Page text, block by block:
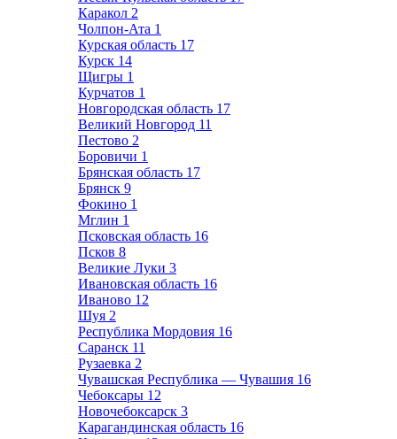
Каракол 2
Чолпон-Ата 1
Курская область 17
Курск 14
Щигры 1
Курчатов 1
Новгородская область 17
Великий Новгород 11
Пестово 2
Боровичи 1
Брянская область 17
Брянск 9
Фокино 1
Мглин 1
Псковская область 16
Псков 8
Великие Луки 3
Ивановская область 16
Иваново 12
Шуя 2
Республика Мордовия 16
Саранск 11
Рузаевка 2
Чувашская Республика — Чувашия 16
Чебоксары 12
Новочебоксарск 3
Карагандинская область 16